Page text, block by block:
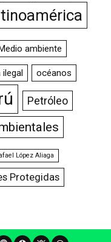
ambiente
ilegal océanos
Petróleo
López Aliaga
Protegidas